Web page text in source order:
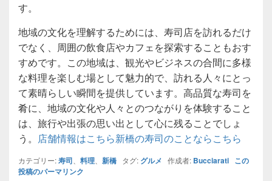
す。
地域の文化を理解するためには、寿司店を訪れるだけ
でなく、周囲の飲食店やカフェを探索することもおす
すめです。この地域は、観光やビジネスの合間に多様
な料理を楽しむ場として魅力的で、訪れる人々にとっ
て素晴らしい瞬間を提供しています。高品質な寿司を
肴に、地域の文化や人々とのつながりを体験すること
は、旅行や出張の思い出として心に残ることでしょ
う。 店舗情報はこちら新橋の寿司のことならこちら
カテゴリー:寿司 料理 新橋 タグ: グルメ 作成者: Bucciarati この
投稿のパーマリンク